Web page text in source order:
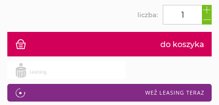
do koszyka
WEŹ LEASING TERAZ
liczba: